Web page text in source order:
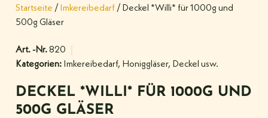
Startseite / Imkereibedarf / Deckel *Willi* für 1000g und
500g Gläser
Art. -Nr.820
Kategorien: Imkereibedarf, Honiggläser, Deckel usw.
DECKEL *WILLI* FÜR 1000G UND
500G GLÄSER